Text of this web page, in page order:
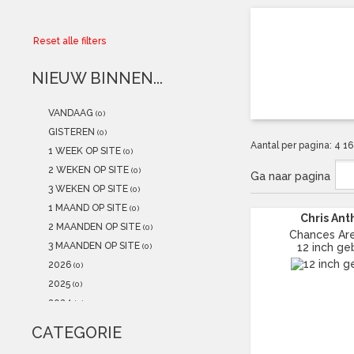
Kadobonnen
POSTERS(NEW)
Alle artikelen
Reset alle filters
NIEUW BINNEN...
VANDAAG (0)
GISTEREN (0)
1 WEEK OP SITE (0)
2 WEKEN OP SITE (0)
3 WEKEN OP SITE (0)
1 MAAND OP SITE (0)
2 MAANDEN OP SITE (0)
3 MAANDEN OP SITE (0)
2026 (0)
2025 (0)
2024 (0)
2022 (1)
CATEGORIE
Aantal per pagina: 4 16
Ga naar pagina
Chris
Chances
12 inch